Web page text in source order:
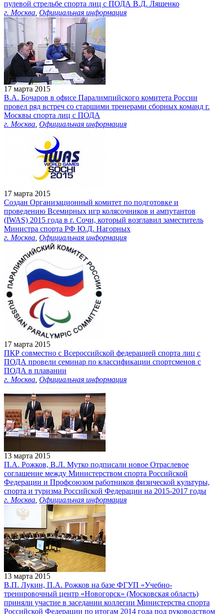
пулевой стрельбе спорта лиц с ПОДА В.Д. Ляшенко
г. Москва Официальная информация
17 марта 2015
В.А. Бочаров в офисе Паралимпийского комитета России
провел ряд встреч со старшими тренерами сборных команд г.
Москвы спорта лиц с ПОДА
г. Москва Официальная информация
17 марта 2015
Создан Организационный комитет по подготовке и
проведению Всемирных игр колясочников и ампутантов
(IWAS) 2015 года в г. Сочи, который возглавил заместитель
Министра спорта РФ Ю.Д. Нагорных
г. Москва Официальная информация
17 марта 2015
ПКР совместно с Всероссийской федерацией спорта лиц с
ПОДА провели семинар по классификации спортсменов с
ПОДА в плавании
г. Москва Официальная информация
13 марта 2015
П.А. Рожков, В.Л. Мутко подписали новое Отраслевое
соглашение между Министерством спорта Российской
Федерации и Профсоюзом работников физической культуры,
спорта и туризма Российской Федерации на 2015-2017 годы
г. Москва Официальная информация
13 марта 2015
В.П. Лукин, П.А. Рожков на базе ФГУП «Учебно-
тренировочный центр «Новогорск» (Московская область)
приняли участие в заседании коллегии Министерства спорта
Российской Федерации по итогам 2014 года под руководством